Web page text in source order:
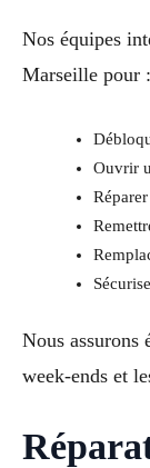
Nos équipes
Marseille pour :
Ouvrir
Nous assurons
week-ends et